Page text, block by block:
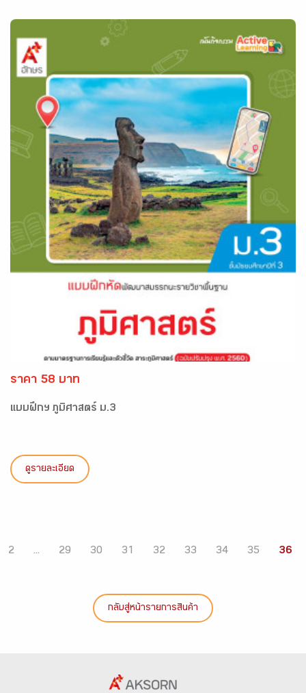
ราคา 58 บาท
แบบฝึกฯ ภูมิศาสตร์ ม.3
ดูรายละเอียด
2 ... 29 30 31 32 33 34 35 36
กลับสู่หน้ารายการสินค้า